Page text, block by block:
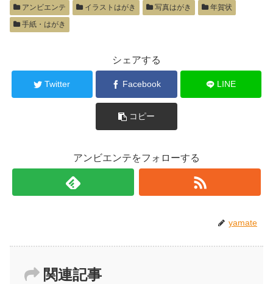
アンビエンテ イラストはがき 写真はがき
年賀状
手紙・はがき
シェアする
Twitter Facebook LINE
コピー
アンビエンテをフォローする
yamate
関連記事